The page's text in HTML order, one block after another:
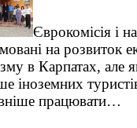
Єврокомісія і
на розвиток
в Карпатах, але
іноземних
працювати…